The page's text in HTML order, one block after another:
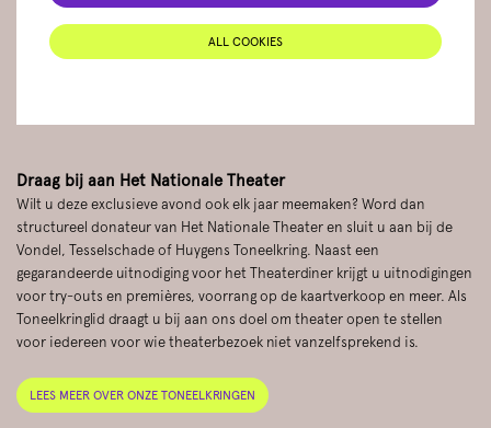
ALL COOKIES
Draag bij aan Het Nationale Theater
Wilt u deze exclusieve avond ook elk jaar meemaken? Word dan
structureel donateur van Het Nationale Theater en sluit u aan bij de
Vondel, Tesselschade of Huygens Toneelkring. Naast een
gegarandeerde uitnodiging voor het Theaterdiner krijgt u uitnodigingen
voor try-outs en premières, voorrang op de kaartverkoop en meer. Als
Toneelkringlid draagt u bij aan ons doel om theater open te stellen
voor iedereen voor wie theaterbezoek niet vanzelfsprekend is.
LEES MEER OVER ONZE TONEELKRINGEN